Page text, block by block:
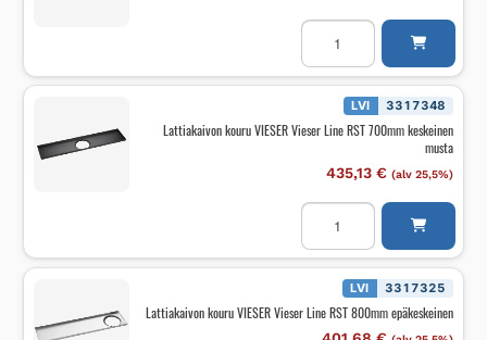
Lattiakaivon
kouru
Vieser
Line
700mm
keskeinen
LVI 3317348
Lattiakaivon kouru VIESER Vieser Line RST 700mm keskeinen
musta
435,13 € (alv 25,5%)
Lattiakaivon
kouru
Vieser
Line
700mm
keskeinen
musta
LVI 3317325
Lattiakaivon kouru VIESER Vieser Line RST 800mm epäkeskeinen